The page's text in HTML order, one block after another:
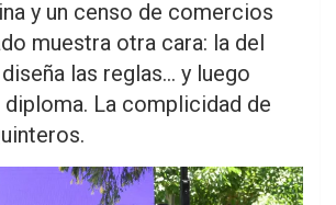
y un censo de comercios
muestra otra cara: la del
las reglas… y luego
La complicidad de